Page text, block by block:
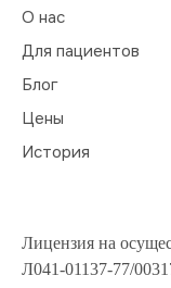
О нас
Для пациентов
Блог
Цены
История
Лицензия на
Л041-01137-77/